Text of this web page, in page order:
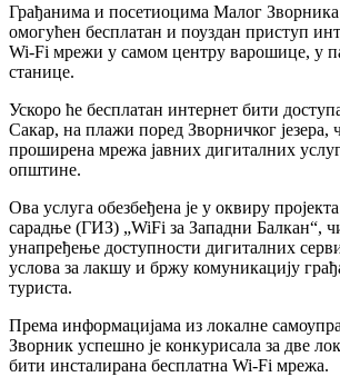
Грађанима и посетиоцима Малог Зворника
омогућен бесплатан и поуздан приступ
Wi-Fi мрежи у самом центру варошице, у
станице.
Ускоро ће бесплатан интернет бити
Сакар, на плажи поред Зворничког језера,
проширена мрежа јавних дигиталних
општине.
Ова услуга обезбеђена је у оквиру
сарадње (ГИЗ) „WiFi за Западни Балкан“,
унапређење доступности дигиталних
услова за лакшу и бржу комуникацију
туриста.
Према информацијама из локалне
Зворник успешно је конкурисала за две
бити инсталирана бесплатна Wi-Fi мрежа.